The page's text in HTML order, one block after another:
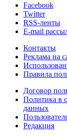
Facebook
Twitter
RSS-ленты
E-mail
Контакты
Реклама на
Правила
Договор
Политика в
данных
Редакция